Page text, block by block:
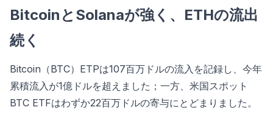
BitcoinとSolanaが強く、ETHの流出
続く
Bitcoin（BTC）ETPは107百万ドルの流入を記録し、今年
累積流入が1億ドルを超えました；一方、米国スポット
BTC ETFはわずか22百万ドルの寄与にとどまりました。